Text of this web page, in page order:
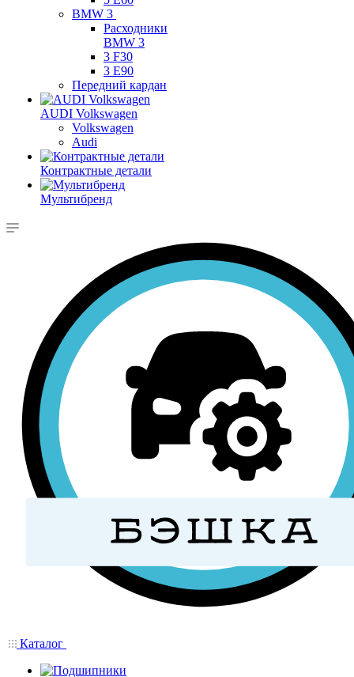
BMW 3
Расходники
BMW 3
3 F30
3 E90
Передний кардан
AUDI Volkswagen
Volkswagen
Audi
Контрактные детали
Мультибренд
Каталог